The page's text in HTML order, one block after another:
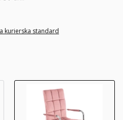
kurierska standard